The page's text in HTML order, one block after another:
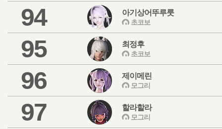
94 아기상어뚜루룻
초코보
95 최정후
초코보
96 제이메린
모그리
97 할라할라
모그리